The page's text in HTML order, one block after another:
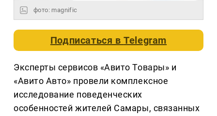
фото: magnific
Подписаться вTelegram
Эксперты сервисов «Авито Товары» и
«Авито Авто» провели комплексное
исследование поведенческих
особенностей жителей Самары, связанных